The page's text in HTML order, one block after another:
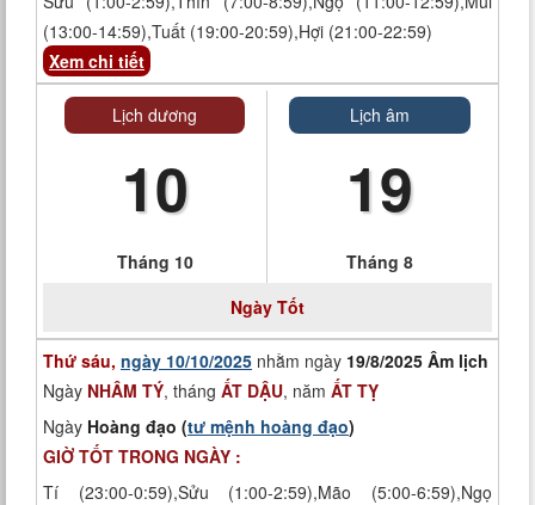
(13:00-14:59),Tuất (19:00-20:59),Hợi (21:00-22:59)
Xem chi tiết
Lịch dương
10
Tháng 10
Lịch âm
19
Tháng 8
Ngày Tốt
Thứ sáu, ngày 10/10/2025 nhằm ngày 19/8/2025 Âm lịch
Ngày NHÂM TÝ, tháng ẤT DẬU, năm ẤT TỴ
Ngày Hoàng đạo (tư mệnh hoàng đạo)
GIỜ TỐT TRONG NGÀY :
Tí (23:00-0:59),Sửu (1:00-2:59),Mão (5:00-6:59),Ngọ